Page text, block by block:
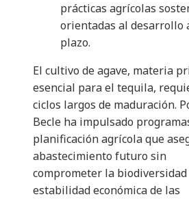
prácticas agrícolas
orientadas al desarrollo
plazo.
El cultivo de agave, materia
esencial para el tequila,
ciclos largos de maduración.
Becle ha impulsado
planificación agrícola que
abastecimiento futuro sin
comprometer la
estabilidad económica de las